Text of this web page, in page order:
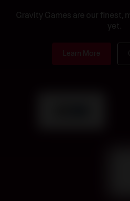
Gravity Games are our finest,
yet.
Learn More